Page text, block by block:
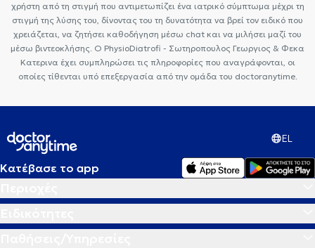
χρήστη από τη στιγμή που αντιμετωπίζει ένα ιατρικό σύμπτωμα μέχρι τη
στιγμή της λύσης του, δίνοντας του τη δυνατότητα να βρεί τον ειδικό που
χρειάζεται, να ζητήσει καθοδήγηση μέσω chat και να μιλήσει μαζί του
μέσω βιντεοκλήσης. Ο PhysioDiatrofi - Σωτηροπουλος Γεωργιος & Φεκα
Κατερινα έχει συμπληρώσει τις πληροφορίες που αναγράφονται, οι
οποίες τίθενται υπό επεξεργασία από την ομάδα του doctoranytime.
EL
Κατέβασε το app